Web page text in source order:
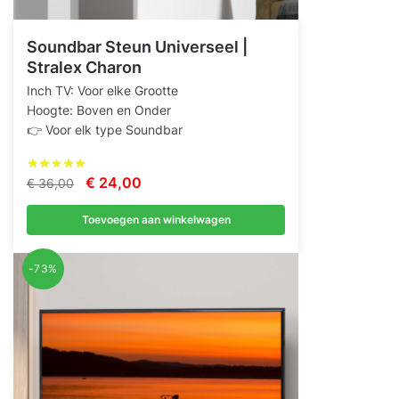
Soundbar Steun Universeel |
Stralex Charon
Inch TV: Voor elke Grootte
Hoogte: Boven en Onder
👉 Voor elk type Soundbar
€36,00
Oorspronkelijke
prijs
was:
€ 36,00.
€ 24,00
prijs
is:
€ 24,00.
Toevoegen aan winkelwagen
-73%